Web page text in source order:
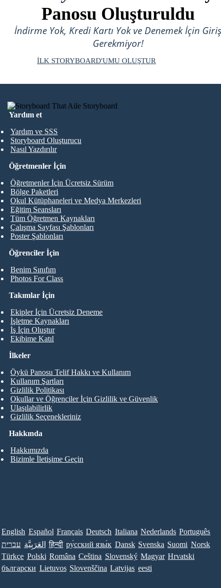
Panosu Oluşturuldu
İndirme Yok, Kredi Kartı Yok ve Denemek İçin Giriş
Gerekmiyor!
İLK STORYBOARD'UMU OLUŞTUR
Yardım et
Yardım ve SSS
Storyboard Oluşturucu
Nasıl Yazdırılır
Öğrenciler İçin
Benim Sınıfım
Photos For Class
Öğretmenler İçin
Öğretmenler İçin Ücretsiz Sürüm
Bölge Paketleri
Okul Kütüphaneleri ve Medya Merkezleri
Eğitim Seansları
Tüm Öğretmen Kaynakları
Çalışma Sayfası Şablonları
Poster Şablonları
Takımlar İçin
Ekipler İçin Ücretsiz Deneme
İşletme Kaynakları
İş İçin Oluştur
Ekibime Katıl
Hakkında
Hakkımızda
Bizimle İletişime Geçin
İlkeler
Öykü Panosu Telif Hakkı ve Kullanım
Kullanım Şartları
Gizlilik Politikası
Okullar ve Öğrenciler İçin Gizlilik ve Güvenlik
Ulaşılabilirlik
Gizlilik Seçenekleriniz
English Español Français Deutsch Italiana Nederlands Português
עברית العَرَبِيَّة हिन्दी ру́сский язы́к Dansk Svenska Suomi Norsk
Türkçe Polski Româna Ceština Slovenský Magyar Hrvatski
български Lietuvos Slovenščina Latvijas eesti